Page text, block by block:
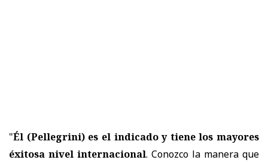
"Él (Pellegrini) es el indicado y tiene los mayores
éxitosa nivel internacional. Conozco la manera que